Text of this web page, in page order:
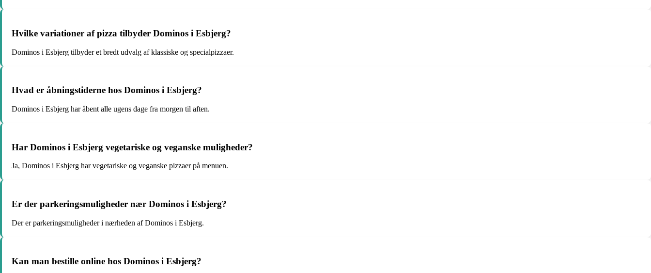
Hvilke variationer af pizza tilbyder Dominos i Esbjerg?
Dominos i Esbjerg tilbyder et bredt udvalg af klassiske og specialpizzaer.
Hvad er åbningstiderne hos Dominos i Esbjerg?
Dominos i Esbjerg har åbent alle ugens dage fra morgen til aften.
Har Dominos i Esbjerg vegetariske og veganske muligheder?
Ja, Dominos i Esbjerg har vegetariske og veganske pizzaer på menuen.
Er der parkeringsmuligheder nær Dominos i Esbjerg?
Der er parkeringsmuligheder i nærheden af Dominos i Esbjerg.
Kan man bestille online hos Dominos i Esbjerg?